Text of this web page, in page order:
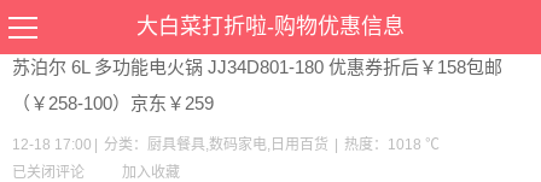
大白菜打折啦-购物优惠信息
当前位置： 优惠>厨具餐具数码家电日用百货>文章详情
苏泊尔 6L 多功能电火锅 JJ34D801-180 优惠券折后￥158包邮
（￥258-100）京东￥259
12-18 17:00 分类： 厨具餐具,数码家电, 日用百货
热度：1018 ℃
已关闭评论
加入收藏